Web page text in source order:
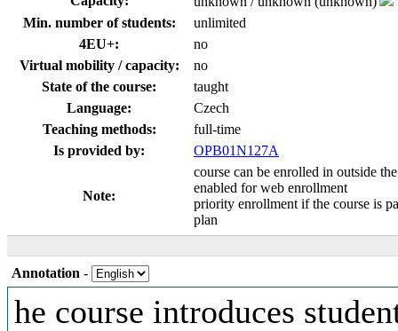
Min. number of students:
unlimited
4EU+:
no
Virtual mobility / capacity:
no
State of the course:
taught
Language:
Czech
Teaching methods:
full-time
Is provided by:
OPB01N127A
Note:
course can be enrolled in outside
enabled for web enrollment
priority enrollment if the course is
plan
Annotation -
he course introduces